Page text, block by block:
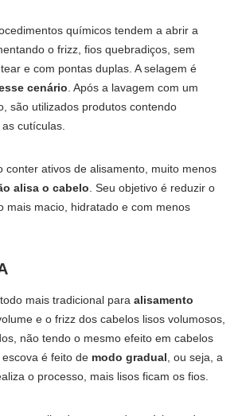
químicos tendem a abrir a
o frizz, fios quebradiços, sem
e com pontas duplas. A selagem é
cenário . Após a lavagem com um
são utilizados produtos contendo
cutículas.
conter ativos de alisamento, muito menos
alisa o cabelo . Seu objetivo é reduzir o
mais macio, hidratado e com menos
mais tradicional para alisamento
e o frizz dos cabelos lisos volumosos,
não tendo o mesmo efeito em cabelos
é feito de modo gradual , ou seja, a
o processo, mais lisos ficam os fios.